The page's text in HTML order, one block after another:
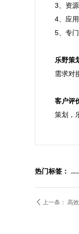
3、资
4、应
5、专
乐野策
需求对
客户评
策划，
热门标签：
 上一条： 高